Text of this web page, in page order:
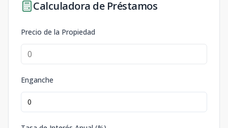
Calculadora de Préstamos
Precio de la Propiedad
Enganche